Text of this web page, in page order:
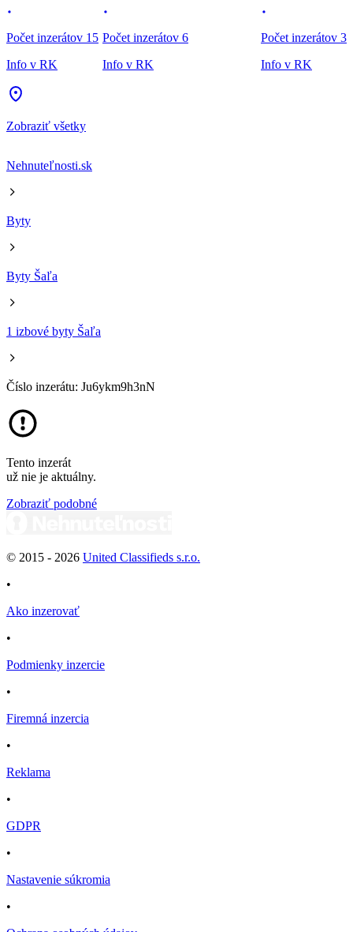
Počet inzerátov 15
Info v RK
Počet inzerátov 6
Info v RK
Počet inzerátov 3
Info v RK
Zobraziť všetky
Nehnuteľnosti.sk
Byty
Byty Šaľa
1 izbové byty Šaľa
Číslo inzerátu: Ju6ykm9h3nN
Tento inzerát
už nie je aktuálny.
Zobraziť podobné
© 2015 - 2026 United Classifieds s.r.o.
•
Ako inzerovať
•
Podmienky inzercie
•
Firemná inzercia
•
Reklama
•
GDPR
•
Nastavenie súkromia
•